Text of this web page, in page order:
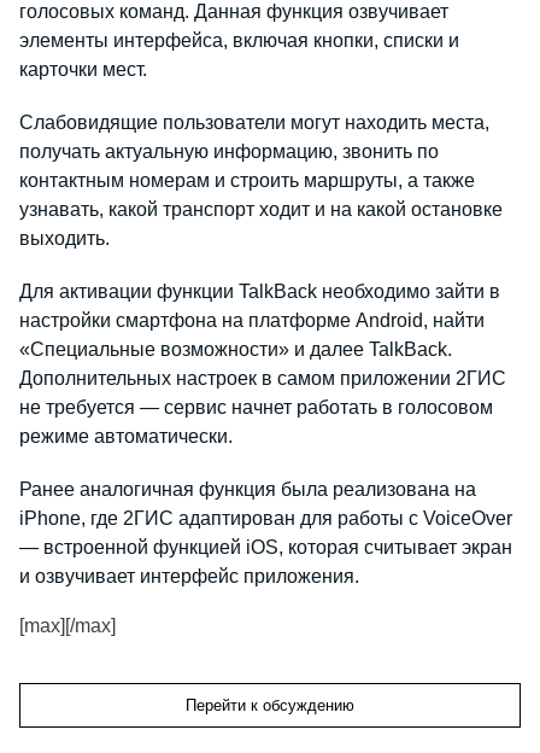
голосовых команд. Данная функция озвучивает
элементы интерфейса, включая кнопки, списки и
карточки мест.
Слабовидящие пользователи могут находить места,
получать актуальную информацию, звонить по
контактным номерам и строить маршруты, а также
узнавать, какой транспорт ходит и на какой остановке
выходить.
Для активации функции TalkBack необходимо зайти в
настройки смартфона на платформе Android, найти
«Специальные возможности» и далее TalkBack.
Дополнительных настроек в самом приложении 2ГИС
не требуется — сервис начнет работать в голосовом
режиме автоматически.
Ранее аналогичная функция была реализована на
iPhone, где 2ГИС адаптирован для работы с VoiceOver
— встроенной функцией iOS, которая считывает экран
и озвучивает интерфейс приложения.
[max][/max]
Перейти к обсуждению